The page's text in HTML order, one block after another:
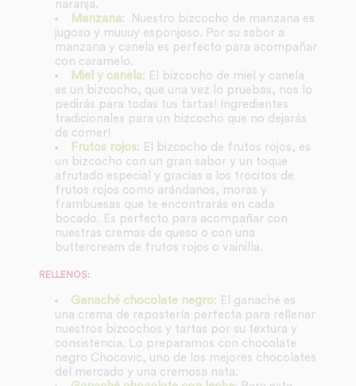
naranja.
Manzana: Nuestro bizcocho de manzana es
jugoso y muuuy esponjoso. Por su sabor a
manzana y canela es perfecto para acompañar
con caramelo.
Miel y canela: El bizcocho de miel y canela
es un bizcocho, que una vez lo pruebas, nos lo
pedirás para todas tus tartas! Ingredientes
tradicionales para un bizcocho que no dejarás
de comer!
Frutos rojos: El bizcocho de frutos rojos, es
un bizcocho con un gran sabor y un toque
afrutado especial y gracias a los trocitos de
frutos rojos como arándanos, moras y
frambuesas que te encontrarás en cada
bocado. Es perfecto para acompañar con
nuestras cremas de queso o con una
buttercream de frutos rojos o vainilla.
RELLENOS:
Ganaché chocolate negro: El ganaché es
una crema de repostería perfecta para rellenar
nuestros bizcochos y tartas por su textura y
consistencia. Lo preparamos con chocolate
negro Chocovic, uno de los mejores chocolates
del mercado y una cremosa nata.